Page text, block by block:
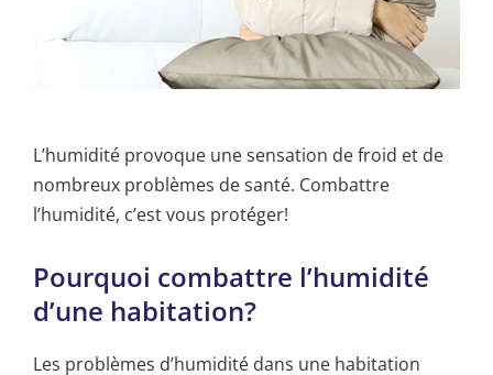
L’humidité provoque une sensation de froid et de
nombreux problèmes de santé. Combattre
l’humidité, c’est vous protéger!
Pourquoi combattre l’humidité
d’une habitation?
Les problèmes d’humidité dans une habitation